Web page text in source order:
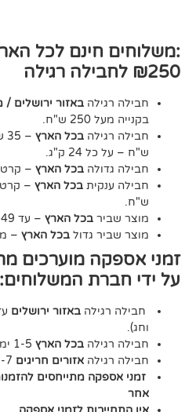
לכל הארץ בקנייה
באזור ירושלים / מודיעין– 35 ש"ח –
בכל הארץ– 35 ש"ח – חינם
בכל הארץ – קרטון מעל 90 ס"מ – 120 ש"ח.
בכל הארץ
בכל הארץ– עד 49 ס"מ – 60 ש"ח.
גדול
בכל הארץ– מעל 50 ס"מ – 200 ש"ח.
מוערכים מרגע איסוף
המשלוחים:
באזור ירושלים עד 24 שעות (לא
בכל הארץ1-5 ימי עסקים
אזורים חריגים1-7 ימי עסקים
מתייחסים להזמנות שלא צוין בהן